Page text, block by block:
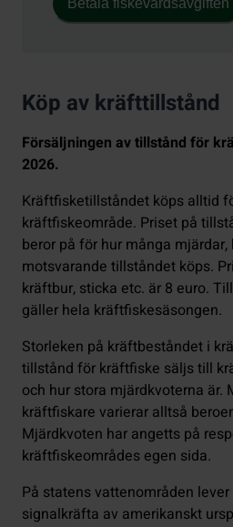
Köp av kräfttillstånd
Försäljningen av tillstånd för
2026.
Kräftfisketillståndet köps alltid
kräftfiskeområde. Priset på
beror på för hur många
motsvarande tillståndet köps.
kräftbur, sticka etc. är 8 euro.
gäller hela kräftfiskesäsongen.
Storleken på kräftbeståndet i
tillstånd för kräftfiske säljs till
och hur stora mjärdkvoterna är.
kräftfiskare varierar alltså
Mjärdkvoten har angetts på
kräftfiskeområdes egen sida.
På statens vattenområden
signalkräfta av amerikanskt